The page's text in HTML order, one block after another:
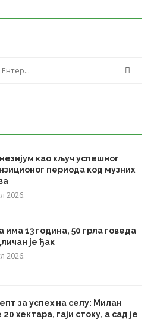
као кључ успешног
периода код музних
2026.
има 13 година, 50 грла говеда
је ђак
2026.
за успех на селу: Милан
20 хектара, гаји стоку, а сад је